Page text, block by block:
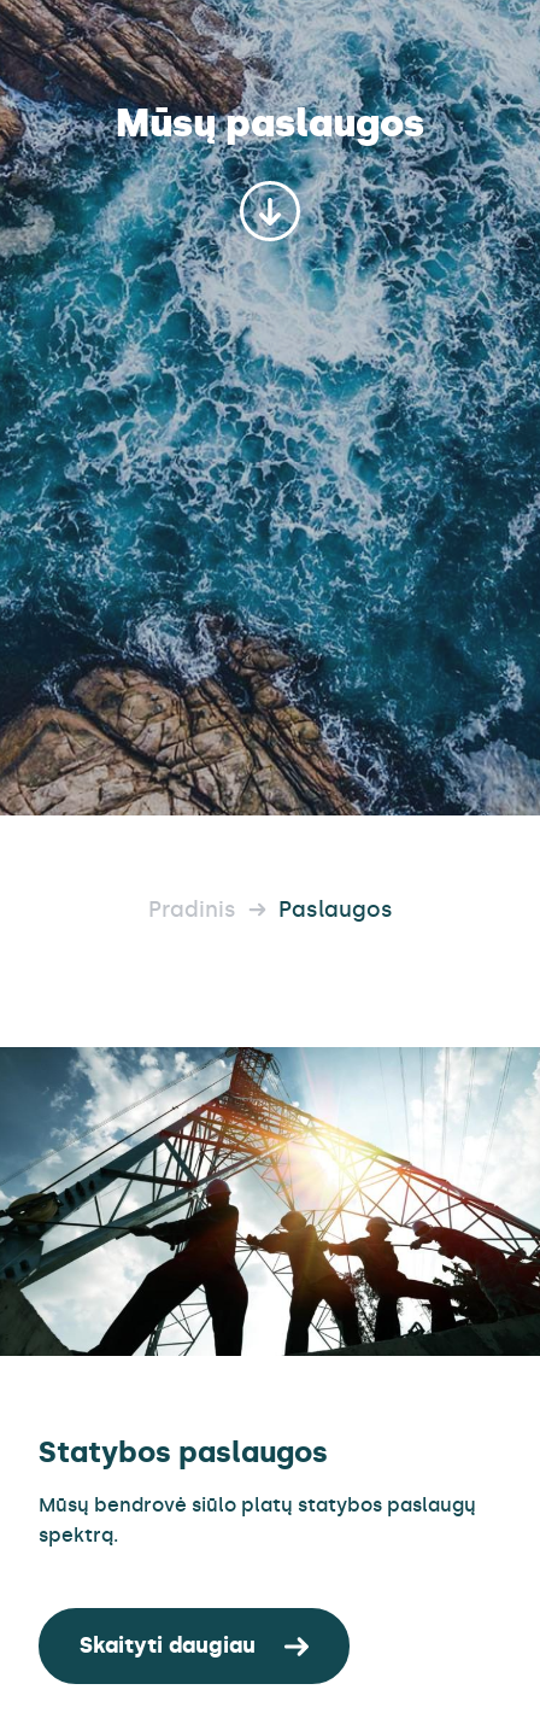
Mūsų paslaugos
Pradinis Paslaugos
Statybos paslaugos
Mūsų bendrovė siūlo platų statybos paslaugų
spektrą.
Skaityti daugiau